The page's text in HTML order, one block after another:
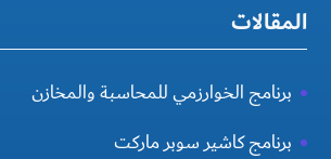
المقالات
برنامج الخوارزمي للمحاسبة والمخازن
برنامج كاشير سوبر ماركت